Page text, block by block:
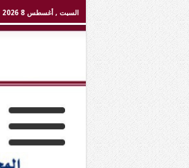
السبت , أغسطس 8 2026